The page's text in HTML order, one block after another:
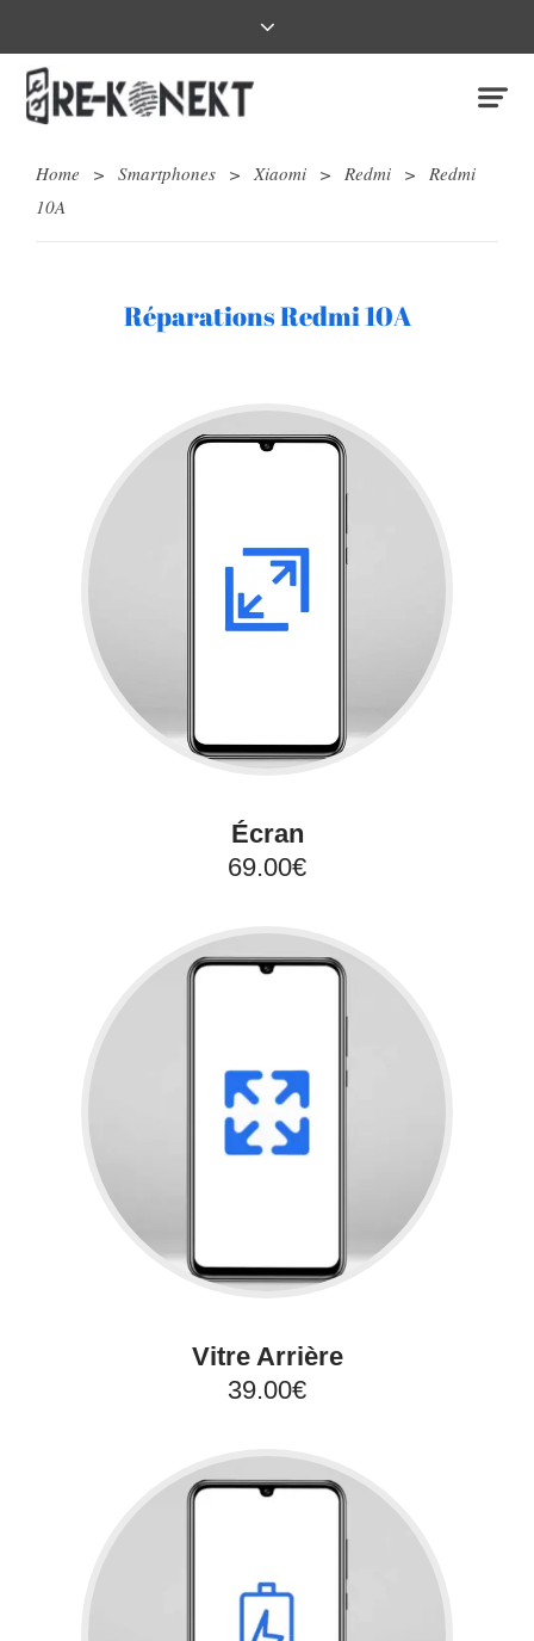
Home > Smartphones > Xiaomi > Redmi > Redmi
10A
Réparations Redmi 10A
Écran
69.00€
Vitre Arrière
39.00€